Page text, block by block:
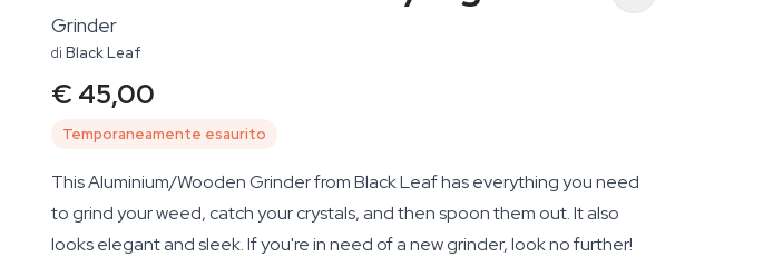
Grinder
di Black Leaf
€ 45,00
Temporaneamente esaurito
This Aluminium/Wooden Grinder from Black Leaf has everything you need
to grind your weed, catch your crystals, and then spoon them out. It also
looks elegant and sleek. If you're in need of a new grinder, look no further!